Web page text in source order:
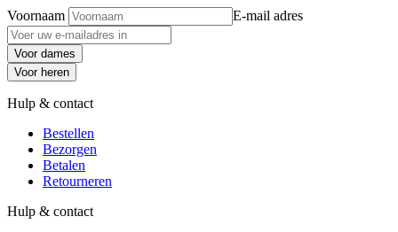
Voornaam E-mail adres
Voor dames
Voor heren
Hulp & contact
Bestellen
Bezorgen
Betalen
Retourneren
Hulp & contact